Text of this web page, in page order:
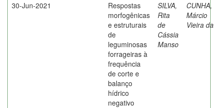
30-Jun-2021
Respostas
morfogênicas
e estruturais
de
leguminosas
forrageiras à
frequência
de corte e
balanço
hídrico
negativo
SILVA,
Rita
de
Cássia
Manso
CUNHA,
Márcio
Vieira da